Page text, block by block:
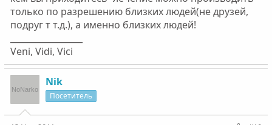
только по разрешению близких людей(не друзей,
подруг т т.д.), а именно близких людей!
Veni, Vidi, Vici
Nik
Посетитель